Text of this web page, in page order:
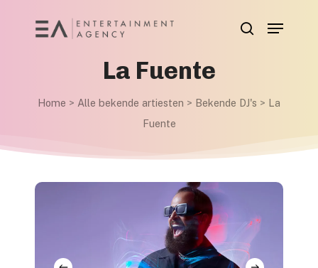
Menu
La Fuente
Home > Alle bekende artiesten > Bekende DJ's > La
Fuente